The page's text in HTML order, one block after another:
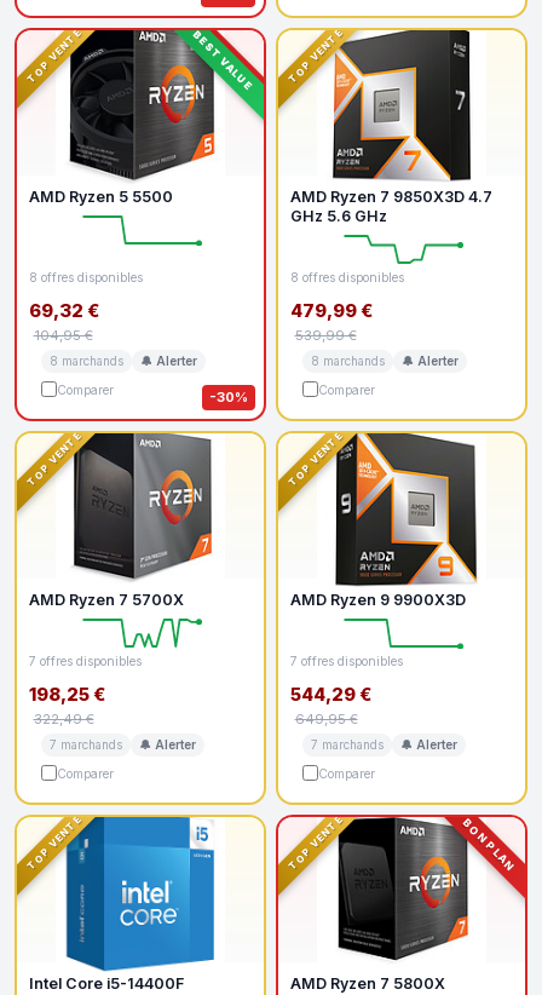
TOP VENTE BON PLAN
BEST VALUE
-30%
AMD Ryzen 5 5500
8 offres disponibles
69,32 €
104,95 €
8 marchands
🔔 Alerter
Comparer
TOP VENTE
AMD Ryzen 7 9850X3D 4.7
GHz 5.6 GHz
8 offres disponibles
479,99 €
539,99 €
8 marchands
🔔 Alerter
Comparer
TOP VENTE
AMD Ryzen 7 5700X
7 offres disponibles
198,25 €
322,49 €
7 marchands
🔔 Alerter
Comparer
TOP VENTE
AMD Ryzen 9 9900X3D
7 offres disponibles
544,29 €
649,95 €
7 marchands
🔔 Alerter
Comparer
TOP VENTE
Intel Core i5-14400F
TOP VENTE BON PLAN
AMD Ryzen 7 5800X